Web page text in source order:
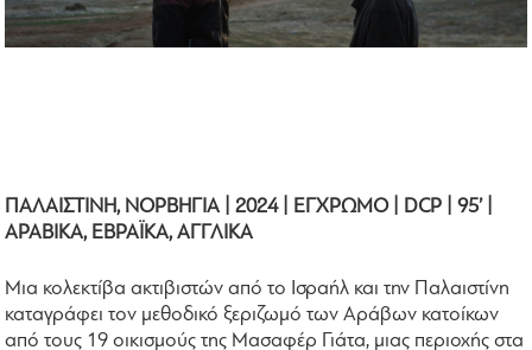
ΠΑΛΑΙΣΤΙΝΗ, ΝΟΡΒΗΓΙΑ | 2024 | ΕΓΧΡΩΜΟ | DCP | 95’ |
ΑΡΑΒΙΚΑ, ΕΒΡΑΪΚΑ, ΑΓΓΛΙΚΑ
Μια κολεκτίβα ακτιβιστών από το Ισραήλ και την Παλαιστίνη
καταγράφει τον μεθοδικό ξεριζωμό των Αράβων κατοίκων
από τους 19 οικισμούς της Μασαφέρ Γιάτα, μιας περιοχής στα